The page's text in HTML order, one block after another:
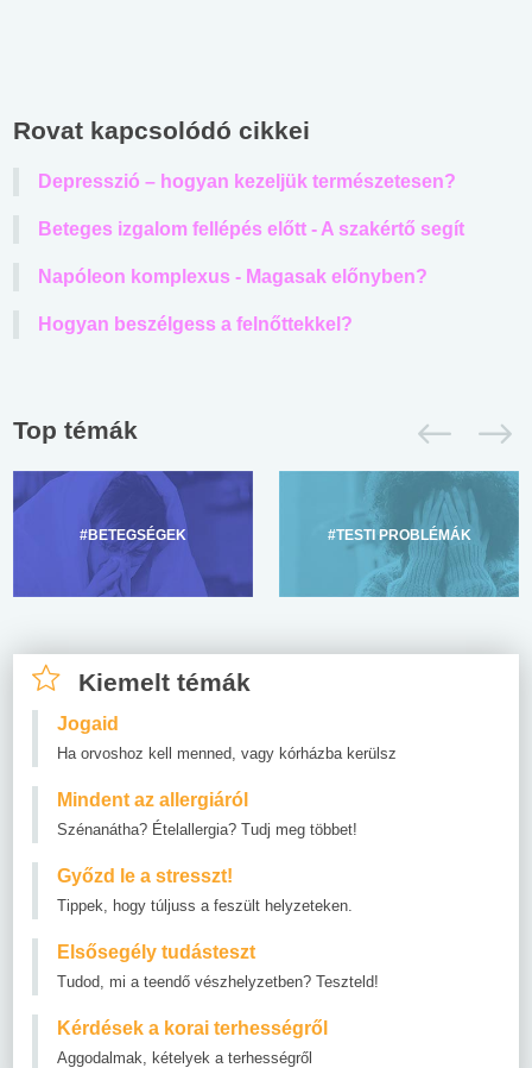
Rovat kapcsolódó cikkei
Depresszió – hogyan kezeljük természetesen?
Beteges izgalom fellépés előtt - A szakértő segít
Napóleon komplexus - Magasak előnyben?
Hogyan beszélgess a felnőttekkel?
Top témák
#BETEGSÉGEK #TESTI PROBLÉMÁK
Kiemelt témák
Jogaid
Ha orvoshoz kell menned, vagy kórházba kerülsz
Mindent az allergiáról
Szénanátha? Ételallergia? Tudj meg többet!
Győzd le a stresszt!
Tippek, hogy túljuss a feszült helyzeteken.
Elsősegély tudásteszt
Tudod, mi a teendő vészhelyzetben? Teszteld!
Kérdések a korai terhességről
Aggodalmak, kételyek a terhességről